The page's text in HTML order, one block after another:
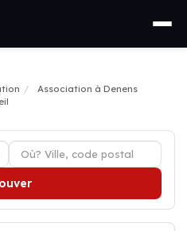
Association à Denens